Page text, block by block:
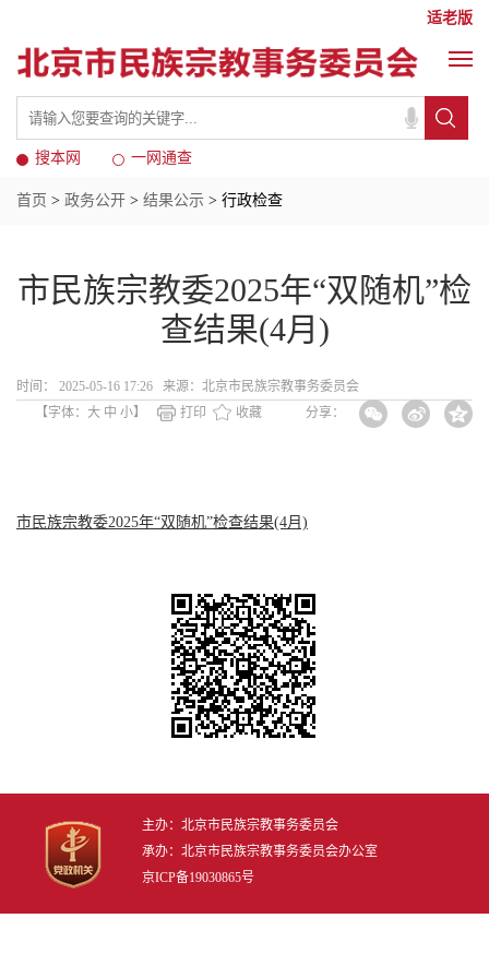
适老版
搜本网 一网通查
首页 > 政务公开 > 结果公示 > 行政检查
市民族宗教委2025年“双随机”检
查结果(4月)
时间： 2025-05-16 17:26 来源：北京市民族宗教事务委员会
分享：
【字体： 大 中 小】 打印 收藏
市民族宗教委2025年“双随机”检查结果(4月)
主办：北京市民族宗教事务委员会
承办：北京市民族宗教事务委员会办公室
京ICP备19030865号